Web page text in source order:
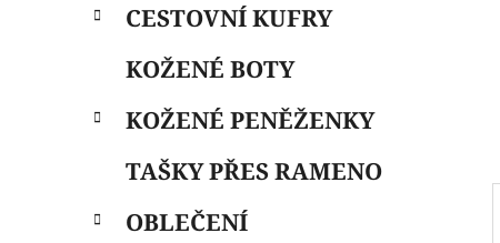
n
p
l
i
CESTOVNÍ KUFRY
KOŽENÉ BOTY
KOŽENÉ PENĚŽENKY
TAŠKY PŘES RAMENO
OBLEČENÍ